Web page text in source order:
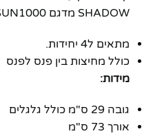
SHADOW מדגם CAS SUN1000
מתאים ל4 יחידות.
כולל מחיצות בין פנס לפנס
מידות:
גובה 29 ס"מ כולל גלגלים
אורך 73 ס"מ